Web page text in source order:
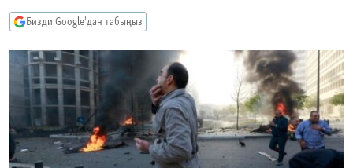
ЭКСПЕРТТЕР ТАЛДАЙТ
БИЗ ЖАНА ДҮЙНӨ
ДАНИСТЕ
ЭЖЕ-СИҢДИЛЕР
АЗАТТЫК+
ӨЗГӨЧӨ ПИКИР
Русский
ОНЛАЙН ШЕРИНЕ
Бизди Google'дан табыңыз